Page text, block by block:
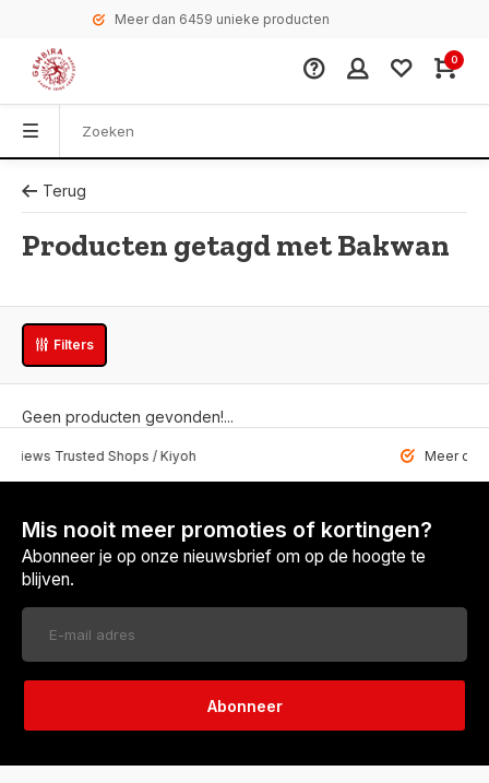
Meer dan 6459 unieke producten
0
Terug
Producten getagd met Bakwan
Filters
Geen producten gevonden!...
Shops / Kiyoh Meer dan 6459
Mis nooit meer promoties of kortingen?
Abonneer je op onze nieuwsbrief om op de hoogte te
blijven.
Abonneer